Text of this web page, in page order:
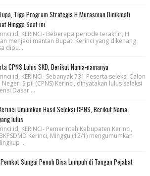
Tiga Program Strategis H Murasman Dinikmati
Hingga Saat ini
KERINCI- Beberapa periode terakhir, H
menjadi mantan Bupati Kerinci yang dikenang
dipu...
CPNS Lulus SKD, Berikut Nama-namanya
KERINCI- Sebanyak 731 Peserta seleksi Calon
Negeri Sipil (CPNS) Kerinci, dinyatakan lulus seleksi
Dasar ...
Umumkan Hasil Seleksi CPNS, Berikut Nama
lulus
KERINCI- Pemerintah Kabupaten Kerinci,
Kerinci, Minggu (12/1) mengumumkan
...
Sungai Penuh Bisa Lumpuh di Tangan Pejabat